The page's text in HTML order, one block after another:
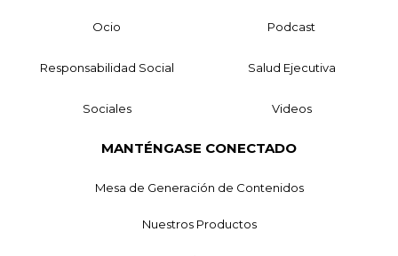
Ocio Podcast
Responsabilidad Social Salud Ejecutiva
Sociales Videos
MANTÉNGASE CONECTADO
Mesa de Generación de Contenidos
Nuestros Productos